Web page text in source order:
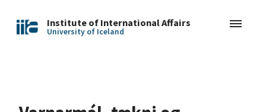
Institute of International Affairs
University of Iceland